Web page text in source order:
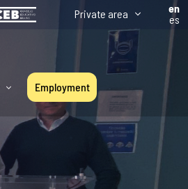
Private area
en
es
Employment